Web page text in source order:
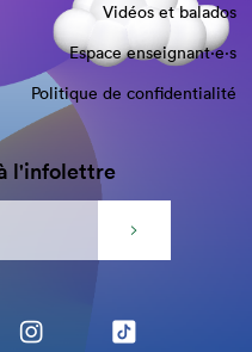
Vidéos et balados
Espace enseignant·e⋅s
Politique de confidentialité
l'infolettre